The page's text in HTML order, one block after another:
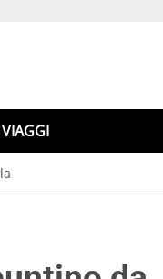
VIAGGI